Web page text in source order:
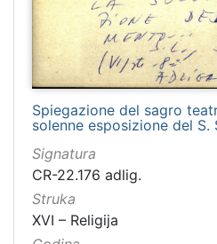
Spiegazione del sagro
solenne esposizione del S.
Signatura
CR-22.176 adlig.
Struka
XVI – Religija